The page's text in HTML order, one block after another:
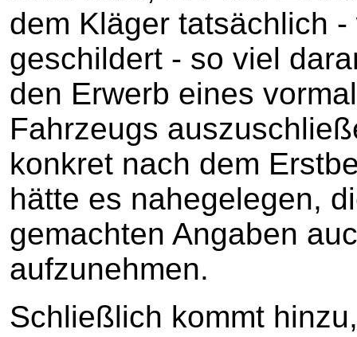
dem Kläger tatsächlich
geschildert - so viel
den Erwerb eines
Fahrzeugs
konkret nach dem
hätte es nahegelegen,
gemachten Angaben
aufzunehmen.
Schließlich kommt